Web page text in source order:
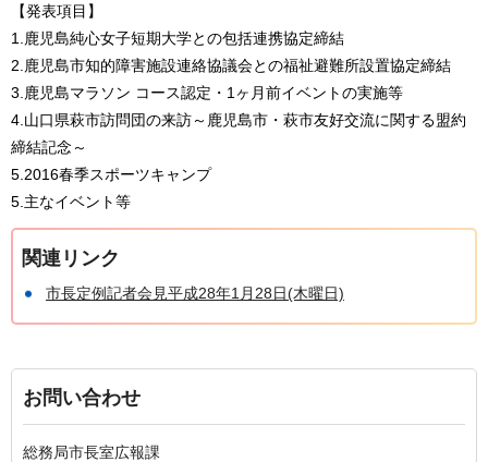
【発表項目】
1.鹿児島純心女子短期大学との包括連携協定締結
2.鹿児島市知的障害施設連絡協議会との福祉避難所設置協定締結
3.鹿児島マラソン コース認定・1ヶ月前イベントの実施等
4.山口県萩市訪問団の来訪～鹿児島市・萩市友好交流に関する盟約
締結記念～
5.2016春季スポーツキャンプ
5.主なイベント等
関連リンク
市長定例記者会見平成28年1月28日(木曜日)
お問い合わせ
総務局市長室広報課